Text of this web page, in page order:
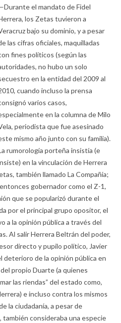
el mandato de Fidel
los Zetas tuvieron a
bajo su dominio, y a pesar
las cifras oficiales, maquilladas
fines políticos (según las
no hubo un solo
en la entidad del 2009 al
cuando incluso la prensa
varios casos,
en la columna de Milo
periodista que fue asesinado
mismo año junto con su familia).
rumorología porteña insistía (e
en la vinculación de Herrera
también llamado La Compañía;
gobernador como el Z-1,
que se popularizó durante el
por el principal grupo opositor, el
a la opinión pública a través del
Al salir Herrera Beltrán del poder,
directo y pupilo político, Javier
deterioro de la opinión pública en
propio Duarte (a quienes
las riendas” del estado como,
e incluso contra los mismos
la ciudadanía, a pesar de
consideraba una especie